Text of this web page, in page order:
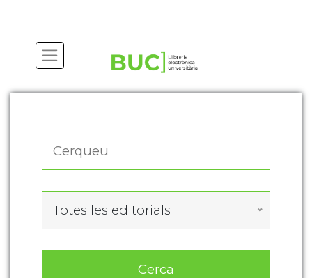
Totes les editorials
Cerca